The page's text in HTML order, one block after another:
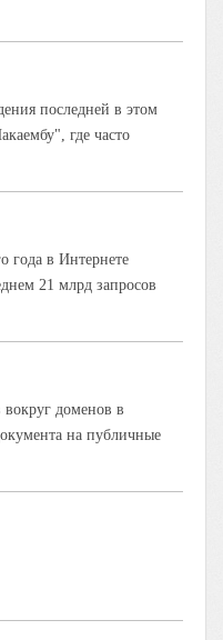
последней в этом
где часто
года в Интернете
21 млрд запросов
доменов в
на публичные